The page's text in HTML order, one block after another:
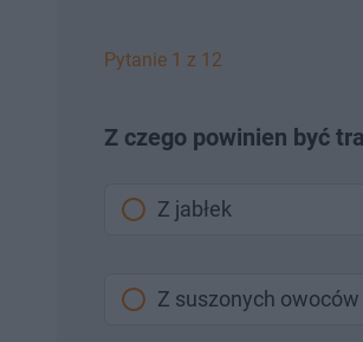
Pytanie 1 z 12
Z czego powinien być
Z jabłek
Z suszonych owoców